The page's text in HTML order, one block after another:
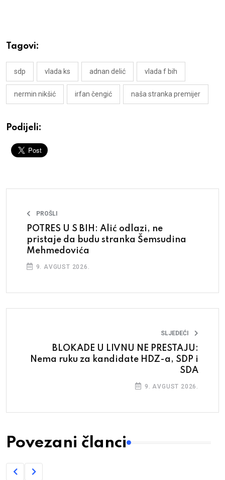
Tagovi:
sdp vlada ks adnan delić vlada f bih
nermin nikšić irfan čengić naša stranka premijer
Podijeli:
PROŠLI
POTRES U S BIH: Alić odlazi, ne
pristaje da budu stranka Šemsudina
Mehmedovića
9. AVGUST 2026.
SLJEDEĆI
BLOKADE U LIVNU NE PRESTAJU:
Nema ruku za kandidate HDZ-a, SDP i
SDA
9. AVGUST 2026.
Povezani članci